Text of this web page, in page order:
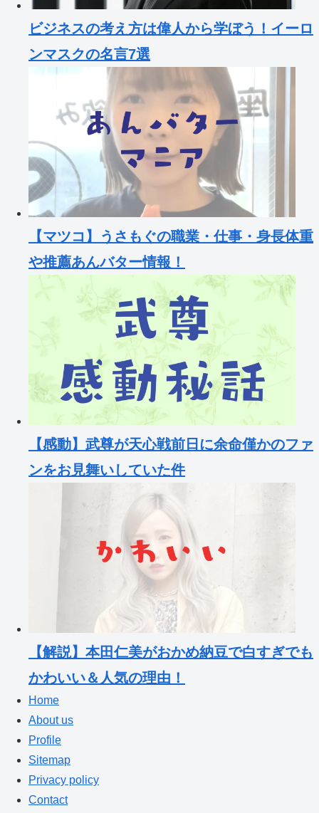
ビジネスの考え方は偉人から学ぼう！イーロ
ンマスクの名言7選
【マツコ】うさもぐの職業・仕事・身長体重
や推薦あんバター情報！
【感動】武尊が天心戦前日に余命僅かのファ
ンをお見舞いしていた件
【解説】本田仁美がおかめ納豆で白すぎでも
かわいい＆人気の理由！
Home
About us
Profile
Sitemap
Privacy policy
Contact